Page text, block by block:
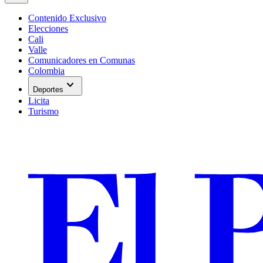
Contenido Exclusivo
Elecciones
Cali
Valle
Comunicadores en Comunas
Colombia
Deportes expand_more
Licita
Turismo